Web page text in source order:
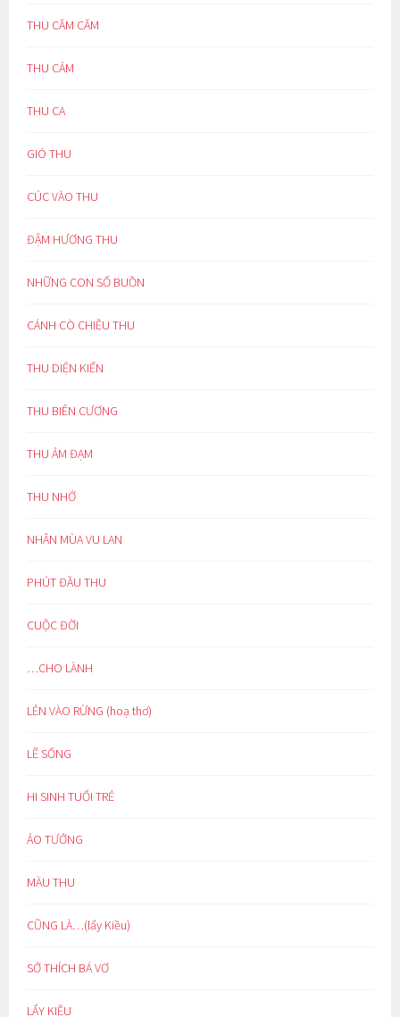
THU CĂM CĂM
THU CẢM
THU CA
GIÓ THU
CÚC VÀO THU
ĐẬM HƯƠNG THU
NHỮNG CON SỐ BUỒN
CÁNH CÒ CHIỀU THU
THU DIỆN KIẾN
THU BIÊN CƯƠNG
THU ẢM ĐẠM
THU NHỚ
NHÂN MÙA VU LAN
PHÚT ĐẦU THU
CUỘC ĐỜI
…CHO LÀNH
LẺN VÀO RỪNG (hoạ thơ)
LẼ SỐNG
HI SINH TUỔI TRẺ
ẢO TƯỞNG
MÀU THU
CŨNG LÀ…(lẩy Kiều)
SỞ THÍCH BÁ VƠ
LẨY KIỀU